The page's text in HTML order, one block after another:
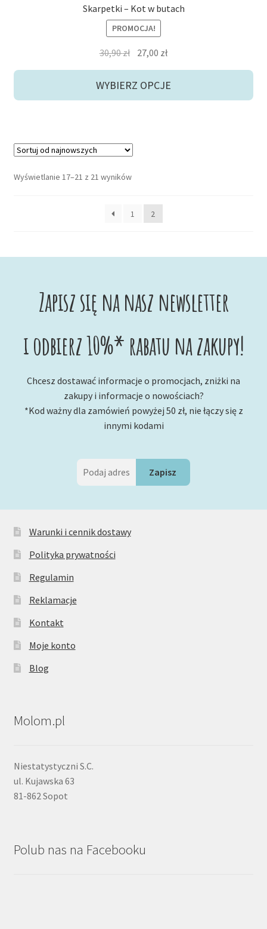
Skarpetki – Kot w butach
PROMOCJA!
30,90zł Pierwotna
cena
wynosiła:
27,00 złAktualna
cena
wynosi:
WYBIERZ OPCJE
Wyświetlanie 17–21 z 21 wynikówPosortowane
najnowszych
1
2
Zapisz się na nasz newsletter
i odbierz 10%* rabatu na zakupy!
Chcesz dostawać informacje o promocjach, zniżki na
zakupy i informacje o nowościach?
*Kod ważny dla zamówień powyżej 50 zł, nie łączy się z
innymi kodami
Warunki i cennik dostawy
Polityka prywatności
Regulamin
Reklamacje
Kontakt
Moje konto
Blog
Molom.pl
Niestatystyczni S.C.
ul. Kujawska 63
81-862 Sopot
Polub nas na Facebooku